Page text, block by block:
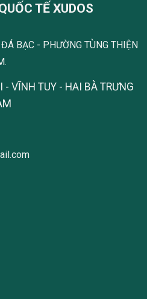
TẾ XUDOS
BẠC - PHƯỜNG TÙNG THIỆN
- VĨNH TUY - HAI BÀ TRƯNG